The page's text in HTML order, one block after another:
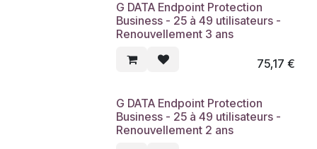
G DATA Endpoint Protection
Business - 25 à 49 utilisateurs -
Renouvellement 3 ans
75,17 €
G DATA Endpoint Protection
Business - 25 à 49 utilisateurs -
Renouvellement 2 ans